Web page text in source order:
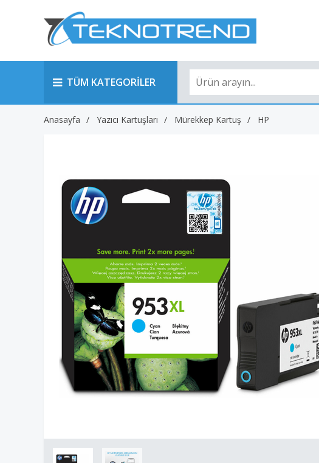
TÜM KATEGORİLER
Anasayfa Yazıcı Kartuşları Mürekkep Kartuş HP